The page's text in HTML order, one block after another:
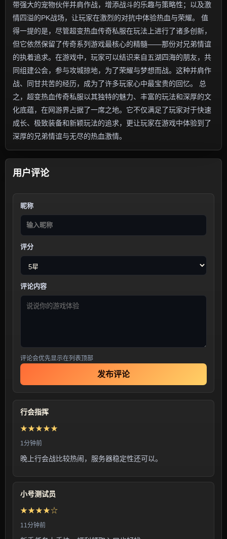
带强大的宠物伙伴并肩作战，增添战斗的乐趣与策略性；以及激
情四溢的PK战场，让玩家在激烈的对抗中体验热血与荣耀。 值
得一提的是，尽管超变热血传奇私服在玩法上进行了诸多创新，
但它依然保留了传奇系列游戏最核心的精髓——那份对兄弟情谊
的执着追求。在游戏中，玩家可以结识来自五湖四海的朋友，共
同组建公会，参与攻城掠地，为了荣耀与梦想而战。这种并肩作
战、同甘共苦的经历，成为了许多玩家心中最宝贵的回忆。 总
之，超变热血传奇私服以其独特的魅力、丰富的玩法和深厚的文
化底蕴，在网游界占据了一席之地。它不仅满足了玩家对于快速
成长、极致装备和新颖玩法的追求，更让玩家在游戏中体验到了
深厚的兄弟情谊与无尽的热血激情。
用户评论
昵称
评分
评论内容
评论会优先显示在列表顶部
发布评论
行会指挥
★★★★★
1分钟前
晚上行会战比较热闹，服务器稳定性还可以。
小号测试员
★★★★☆
11分钟前